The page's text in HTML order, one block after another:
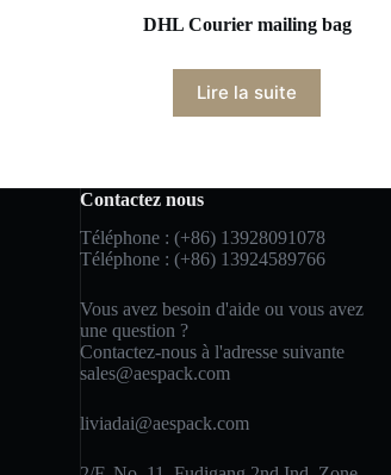
DHL Courier mailing bag
Lire la suite
Contactez nous
Téléphone : (+86) 13928091078
Téléphone : (+86) 13924589766
Vous avez besoin d'aide ou vous avez
une question ?
Contactez-nous à l'adresse suivante
sales@aespack.com
liviadai@aespack.com